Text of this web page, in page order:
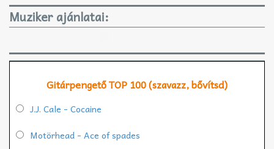
Muziker ajánlatai:
Gitárpengető TOP 100 (szavazz, bővítsd)
J.J. Cale - Cocaine
Motörhead - Ace of spades